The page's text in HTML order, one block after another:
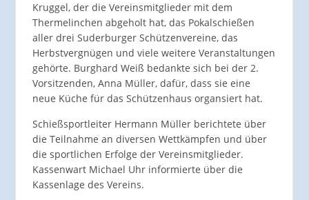
Kruggel, der die Vereinsmitglieder mit dem
Thermelinchen abgeholt hat, das Pokalschießen
aller drei Suderburger Schützenvereine, das
Herbstvergnügen und viele weitere Veranstaltungen
gehörte. Burghard Weiß bedankte sich bei der 2.
Vorsitzenden, Anna Müller, dafür, dass sie eine
neue Küche für das Schützenhaus organsiert hat.
Schießsportleiter Hermann Müller berichtete über
die Teilnahme an diversen Wettkämpfen und über
die sportlichen Erfolge der Vereinsmitglieder.
Kassenwart Michael Uhr informierte über die
Kassenlage des Vereins.